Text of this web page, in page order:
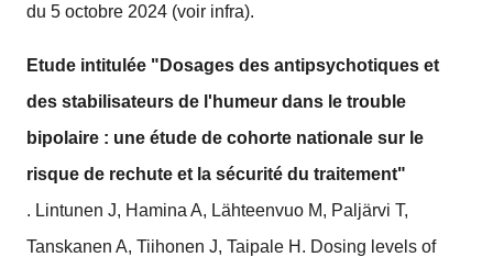
du 5 octobre 2024 (voir infra).
Etude intitulée "Dosages des antipsychotiques et
des stabilisateurs de l'humeur dans le trouble
bipolaire : une étude de cohorte nationale sur le
risque de rechute et la sécurité du traitement"
. Lintunen J, Hamina A, Lähteenvuo M, Paljärvi T,
Tanskanen A, Tiihonen J, Taipale H. Dosing levels of